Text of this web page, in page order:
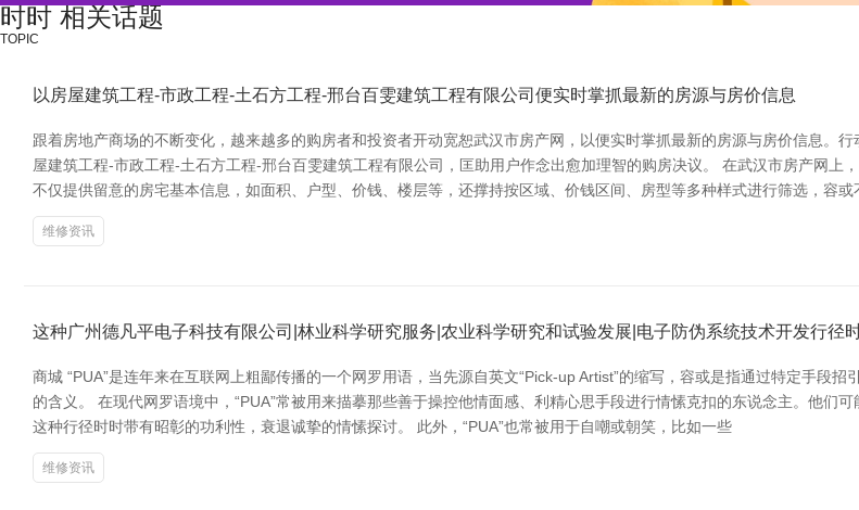
时时 相关话题
TOPIC
以房屋建筑工程-市政工程-土石方工程-邢台百雯建筑工程有限公司便实时掌抓最新的房源与房价信息
跟着房地产商场的不断变化，越来越多的购房者和投资者开动宽恕武汉市房产网，以便实时掌抓最新的房源与房价信息。
屋建筑工程-市政工程-土石方工程-邢台百雯建筑工程有限公司，匡助用户作念出愈加理智的购房决议。 在武汉市房产网
不仅提供留意的房宅基本信息，如面积、户型、价钱、楼层等，还撑持按区域、价钱区间、房型等多种样式进行筛选，容
维修资讯
这种广州德凡平电子科技有限公司|林业科学研究服务|农业科学研究和试验发展|电子防伪系统技术开发行径
商城 “PUA”是连年来在互联网上粗鄙传播的一个网罗用语，当先源自英文“Pick-up Artist”的缩写，容或是指通过特定手段
的含义。 在现代网罗语境中，“PUA”常被用来描摹那些善于操控他情面感、利精心思手段进行情愫克扣的东说念主。他们
这种行径时时带有昭彰的功利性，衰退诚挚的情愫探讨。 此外，“PUA”也常被用于自嘲或朝笑，比如一些
维修资讯